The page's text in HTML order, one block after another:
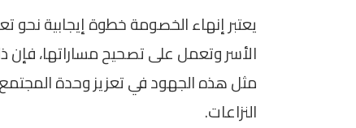
يعتبر إنهاء الخصومة خطوة إيجابية نحو
الأسر وتعمل على تصحيح مساراتها،
مثل هذه الجهود في تعزيز وحدة
النزاعات.